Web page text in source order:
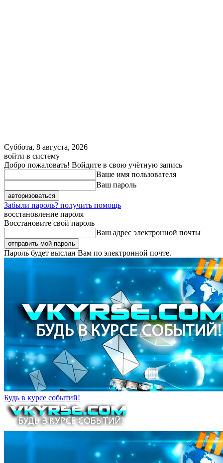
Суббота, 8 августа, 2026
войти в систему
Добро пожаловать! Войдите в свою учётную запись
Ваше имя пользователя
Ваш пароль
Забыли пароль? получить помощь
восстановление пароля
Восстановите свой пароль
Ваш адрес электронной почты
Пароль будет выслан Вам по электронной почте.
Будь в курсе событий!